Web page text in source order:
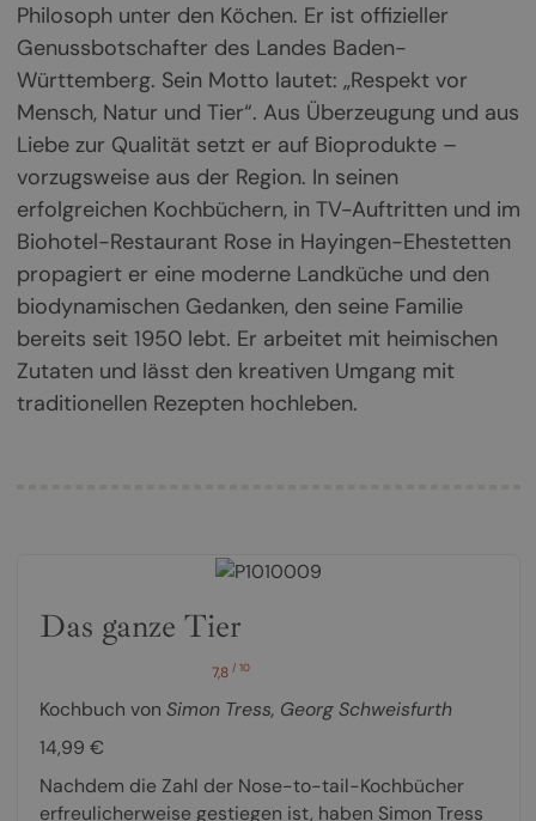
Philosoph unter den Köchen. Er ist offizieller
Genussbotschafter des Landes Baden-
Württemberg. Sein Motto lautet: „Respekt vor
Mensch, Natur und Tier“. Aus Überzeugung und aus
Liebe zur Qualität setzt er auf Bioprodukte –
vorzugsweise aus der Region. In seinen
erfolgreichen Kochbüchern, in TV-Auftritten und im
Biohotel-Restaurant Rose in Hayingen-Ehestetten
propagiert er eine moderne Landküche und den
biodynamischen Gedanken, den seine Familie
bereits seit 1950 lebt. Er arbeitet mit heimischen
Zutaten und lässt den kreativen Umgang mit
traditionellen Rezepten hochleben.
Das ganze Tier
7,8/ 10
Kochbuch von Simon Tress, Georg Schweisfurth
14,99 €
Nachdem die Zahl der Nose-to-tail-Kochbücher
erfreulicherweise gestiegen ist, haben Simon Tress